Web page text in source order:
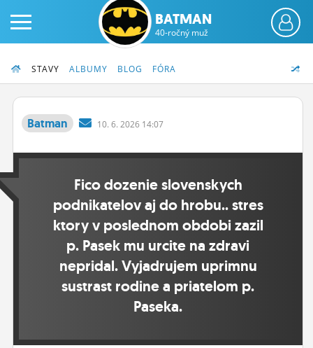
ČINŽIAK
FÓRUM
STATUSY
BLOGY
BATMAN
40-ročný muž
STAVY ALBUMY BLOG FÓRA
Batman 10. 6. 2026 14:07
Fico dozenie slovenskych
podnikatelov aj do hrobu.. stres
ktory v poslednom obdobi zazil
p. Pasek mu urcite na zdravi
nepridal. Vyjadrujem uprimnu
sustrast rodine a priatelom p.
Paseka.